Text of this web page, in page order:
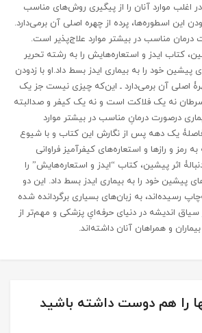
اغلب موارد آنان را از پیگیری روش‌های مناسب
این اسطوره‌ها، پرده از چهره اصلی آن برمی‌دارد.
درمان مناسب در بیشتر موارد علاج‌پذیر است.
کتاب ایدز و استعاره‌هایش را به رشته تحریر
پیشین خود را به بیماری ایدز بسط داد.او با زدودن
اصلی آن برمی‌دارد ـ این‌که چیزی نیست جز یک
سرطان نه یک فلاکت است و نه یک کیفر و صدالبته
درصورت درمانِ مناسب در بیشتر موارد
یک دهه پس از نگارش این کتاب و با شیوع
رمز و رازها و استعاره‌های کیفرآمیز فراوانی
اثر پیشین، کتاب “ایدز و استعاره‌هایش” را
پیشین خود را به بیماری ایدز بسط داد. این دو
رسیده‌اند، به زبان‌های بسیاری برگردانده شده
سیاق اندیشه در دنیای حرفه‌ایِ پزشکی و مهم‌تر از
و همراهان آنان داشته‌اند.
را هم دوست داشته باشید